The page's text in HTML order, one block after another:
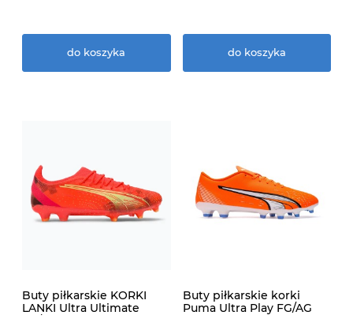
do koszyka do koszyka
Buty piłkarskie KORKI
LANKI Ultra Ultimate
Buty piłkarskie korki
Puma Ultra Play FG/AG